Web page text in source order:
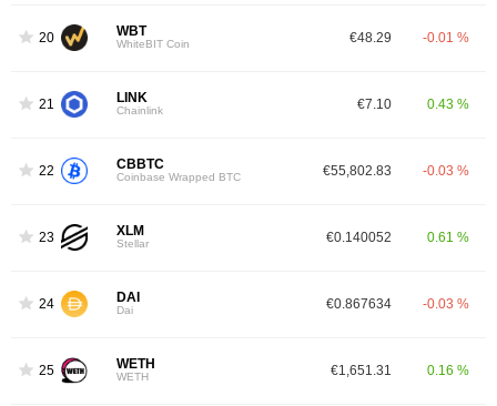
20 WBT
WhiteBIT Coin €48.29 -0.01 %
21 LINK
Chainlink €7.10 0.43 %
22 CBBTC
Coinbase Wrapped BTC €55,802.83 -0.03 %
23 XLM
Stellar €0.140052 0.61 %
24 DAI
Dai €0.867634 -0.03 %
25 WETH
WETH €1,651.31 0.16 %